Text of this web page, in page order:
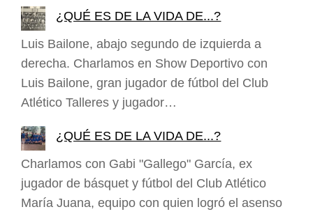
¿QUÉ ES DE LA VIDA DE...?
Luis Bailone, abajo segundo de izquierda a
derecha. Charlamos en Show Deportivo con
Luis Bailone, gran jugador de fútbol del Club
Atlético Talleres y jugador…
¿QUÉ ES DE LA VIDA DE...?
Charlamos con Gabi "Gallego" García, ex
jugador de básquet y fútbol del Club Atlético
María Juana, equipo con quien logró el asenso